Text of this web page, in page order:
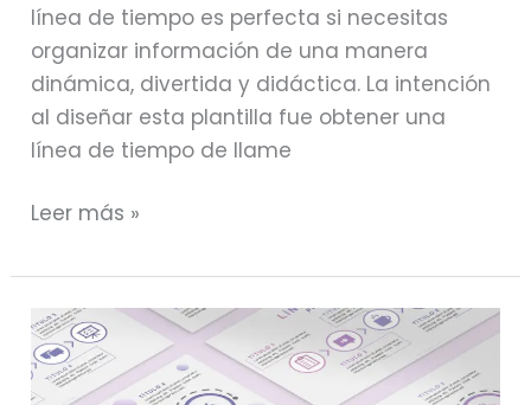
línea de tiempo es perfecta si necesitas
organizar información de una manera
dinámica, divertida y didáctica. La intención
al diseñar esta plantilla fue obtener una
línea de tiempo de llame
Leer más »
Plantillas
GRATIS
editables